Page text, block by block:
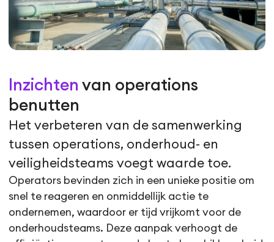
Inzichten van operations
benutten
Het verbeteren van de samenwerking
tussen operations, onderhoud- en
veiligheidsteams voegt waarde toe.
Operators bevinden zich in een unieke positie om
snel te reageren en onmiddellijk actie te
ondernemen, waardoor er tijd vrijkomt voor de
onderhoudsteams. Deze aanpak verhoogt de